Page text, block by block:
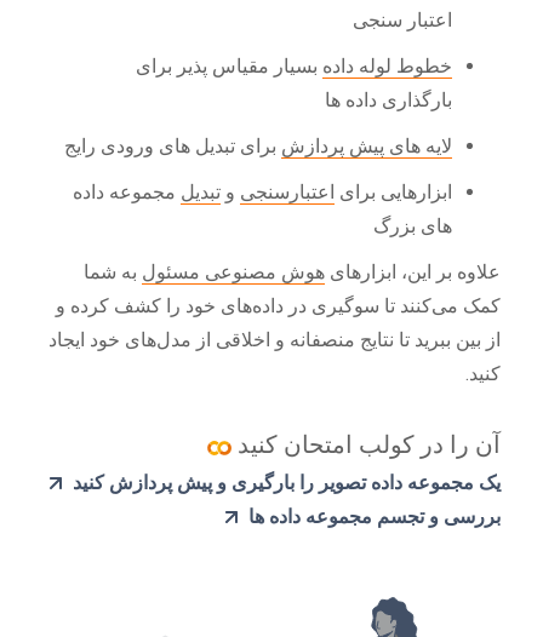
اعتبار سنجی
خطوط لوله داده بسیار مقیاس پذیر برای
بارگذاری داده ها
لایه های پیش پردازش برای تبدیل های ورودی رایج
ابزارهایی برای اعتبارسنجی و تبدیل مجموعه داده
های بزرگ
علاوه بر این، ابزارهای هوش مصنوعی مسئول به شما
کمک می‌کنند تا سوگیری در داده‌های خود را کشف کرده و
از بین ببرید تا نتایج منصفانه و اخلاقی از مدل‌های خود ایجاد
کنید.
آن را در کولب امتحان کنید
یک مجموعه داده تصویر را بارگیری و پیش پردازش کنید
بررسی و تجسم مجموعه داده ها